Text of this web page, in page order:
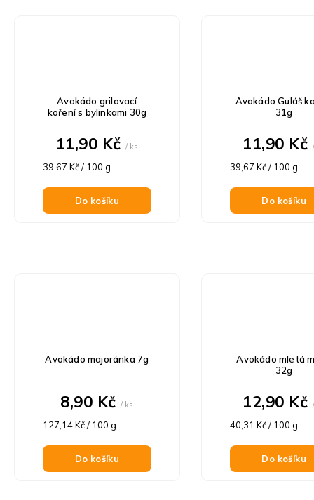
Avokádo grilovací
koření s bylinkami 30g
11,90 Kč/ ks
Měrná
39,67 Kč / 100 g
Do košíku
Avokádo Guláš
31g
11,90 Kč
Měrná
39,67 Kč / 100 g
Do košíku
Avokádo majoránka 7g
8,90 Kč/ ks
Měrná
127,14 Kč / 100 g
Do košíku
Avokádo mletá
32g
12,90 Kč
Měrná
40,31 Kč / 100 g
Do košíku